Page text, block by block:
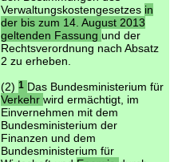
Verwaltungskostengesetzes in
der bis zum 14. August 2013
geltenden Fassung und der
Rechtsverordnung nach Absatz
2 zu erheben.
(2) 1 Das Bundesministerium für
Verkehr wird ermächtigt, im
Einvernehmen mit dem
Bundesministerium der
Finanzen und dem
Bundesministerium für